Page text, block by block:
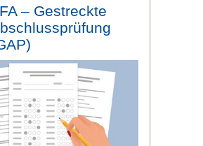
– Gestreckte